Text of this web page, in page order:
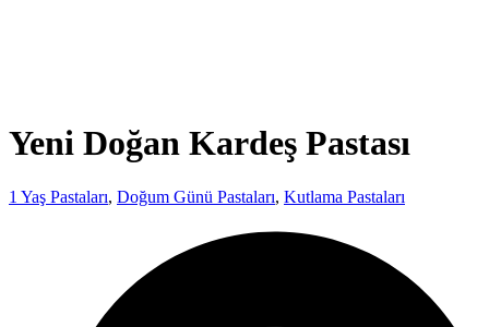
Yeni Doğan Kardeş Pastası
1 Yaş Pastaları, Doğum Günü Pastaları, Kutlama Pastaları